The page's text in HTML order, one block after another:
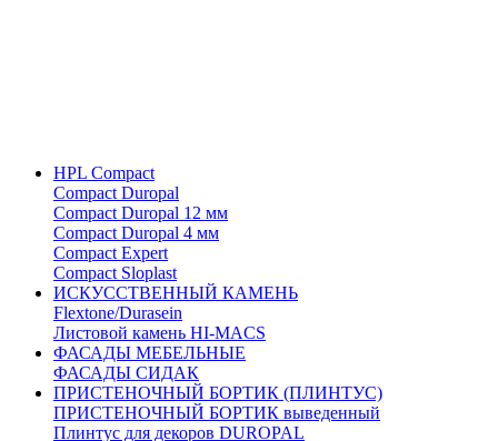
HPL Compact
Compact Duropal
Compact Duropal 12 мм
Compact Duropal 4 мм
Compact Expert
Compact Sloplast
ИСКУССТВЕННЫЙ КАМЕНЬ
Flextone/Durasein
Листовой камень HI-MACS
ФАСАДЫ МЕБЕЛЬНЫЕ
ФАСАДЫ СИДАК
ПРИСТЕНОЧНЫЙ БОРТИК (ПЛИНТУС)
ПРИСТЕНОЧНЫЙ БОРТИК выведенный
Плинтус для декоров DUROPAL